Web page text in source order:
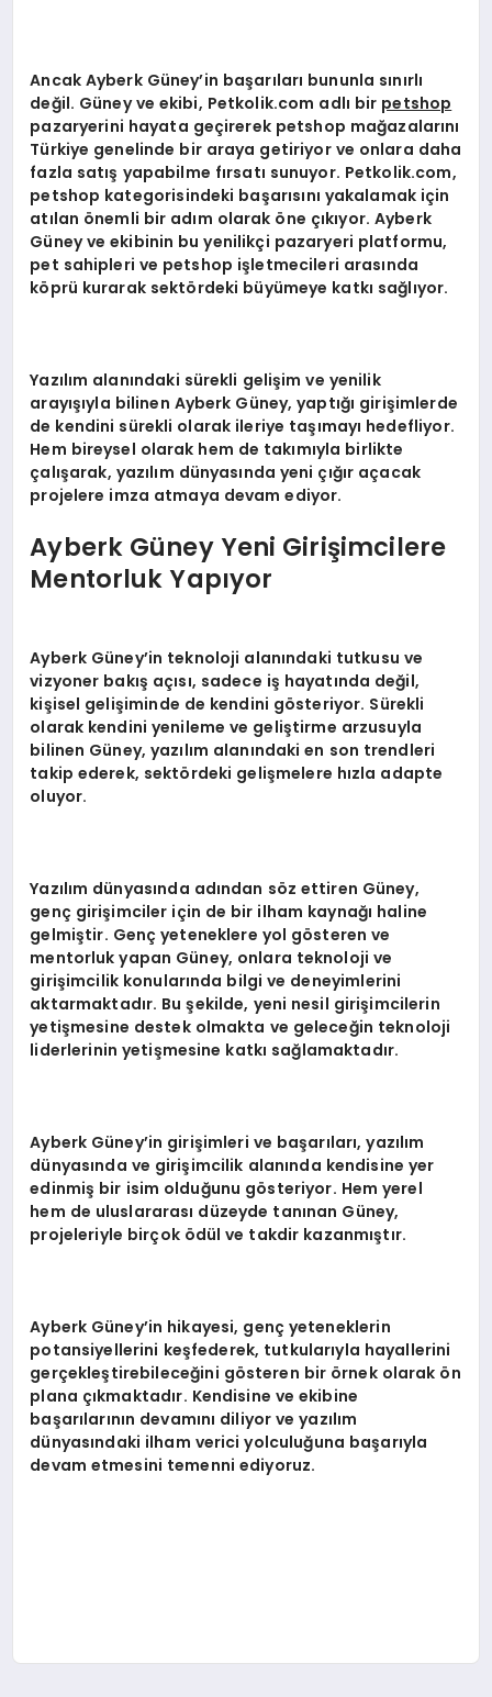
Ancak Ayberk Güney’in başarıları bununla sınırlı
değil. Güney ve ekibi, Petkolik.com adlı bir petshop
pazaryerini hayata geçirerek petshop mağazalarını
Türkiye genelinde bir araya getiriyor ve onlara daha
fazla satış yapabilme fırsatı sunuyor. Petkolik.com,
petshop kategorisindeki başarısını yakalamak için
atılan önemli bir adım olarak öne çıkıyor. Ayberk
Güney ve ekibinin bu yenilikçi pazaryeri platformu,
pet sahipleri ve petshop işletmecileri arasında
köprü kurarak sektördeki büyümeye katkı sağlıyor.
Yazılım alanındaki sürekli gelişim ve yenilik
arayışıyla bilinen Ayberk Güney, yaptığı girişimlerde
de kendini sürekli olarak ileriye taşımayı hedefliyor.
Hem bireysel olarak hem de takımıyla birlikte
çalışarak, yazılım dünyasında yeni çığır açacak
projelere imza atmaya devam ediyor.
Ayberk Güney Yeni Girişimcilere
Mentorluk Yapıyor
Ayberk Güney’in teknoloji alanındaki tutkusu ve
vizyoner bakış açısı, sadece iş hayatında değil,
kişisel gelişiminde de kendini gösteriyor. Sürekli
olarak kendini yenileme ve geliştirme arzusuyla
bilinen Güney, yazılım alanındaki en son trendleri
takip ederek, sektördeki gelişmelere hızla adapte
oluyor.
Yazılım dünyasında adından söz ettiren Güney,
genç girişimciler için de bir ilham kaynağı haline
gelmiştir. Genç yeteneklere yol gösteren ve
mentorluk yapan Güney, onlara teknoloji ve
girişimcilik konularında bilgi ve deneyimlerini
aktarmaktadır. Bu şekilde, yeni nesil girişimcilerin
yetişmesine destek olmakta ve geleceğin teknoloji
liderlerinin yetişmesine katkı sağlamaktadır.
Ayberk Güney’in girişimleri ve başarıları, yazılım
dünyasında ve girişimcilik alanında kendisine yer
edinmiş bir isim olduğunu gösteriyor. Hem yerel
hem de uluslararası düzeyde tanınan Güney,
projeleriyle birçok ödül ve takdir kazanmıştır.
Ayberk Güney’in hikayesi, genç yeteneklerin
potansiyellerini keşfederek, tutkularıyla hayallerini
gerçekleştirebileceğini gösteren bir örnek olarak ön
plana çıkmaktadır. Kendisine ve ekibine
başarılarının devamını diliyor ve yazılım
dünyasındaki ilham verici yolculuğuna başarıyla
devam etmesini temenni ediyoruz.